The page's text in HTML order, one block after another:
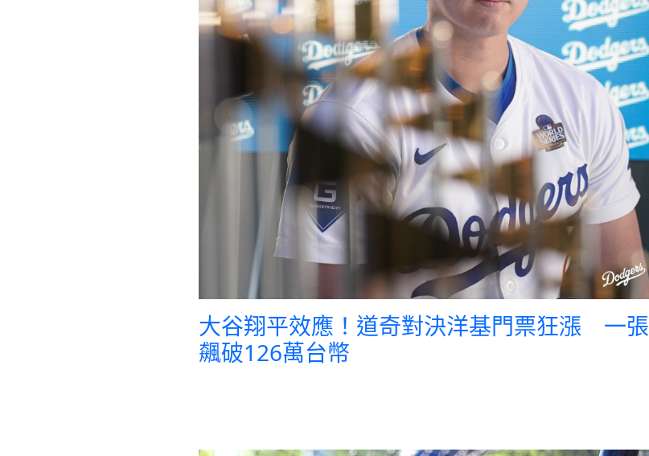
大谷翔平效應！道奇對決洋基門票狂漲 一張
飆破126萬台幣